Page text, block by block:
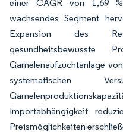
einer CAGR von 1,69
wachsendes Segment
Expansion des
gesundheitsbewusste
Garnelenaufzuchtanlage
systematischen
Importabhängigkeit
Preismöglichkeiten